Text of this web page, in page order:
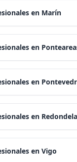
en Marín
en
en
en Redondela
en Vigo